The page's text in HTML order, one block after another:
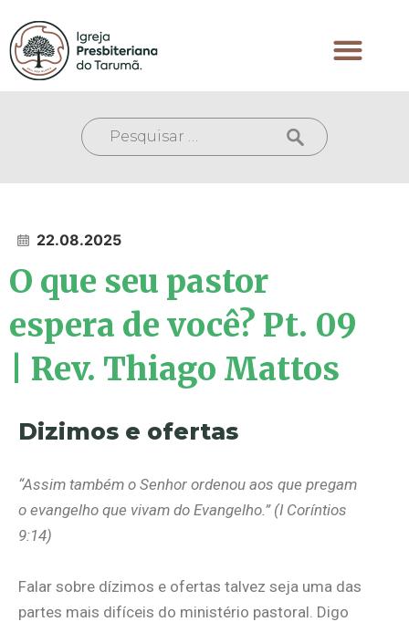
22.08.2025
O que seu pastor
espera de você? Pt. 09
| Rev. Thiago Mattos
Dizimos e ofertas
“Assim também o Senhor ordenou aos que pregam
o evangelho que vivam do Evangelho.” (I Coríntios
9:14)
Falar sobre dízimos e ofertas talvez seja uma das
partes mais difíceis do ministério pastoral. Digo